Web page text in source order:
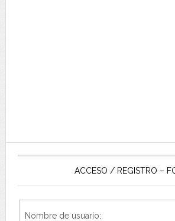
ACCESO / REGISTRO –
Nombre de usuario: